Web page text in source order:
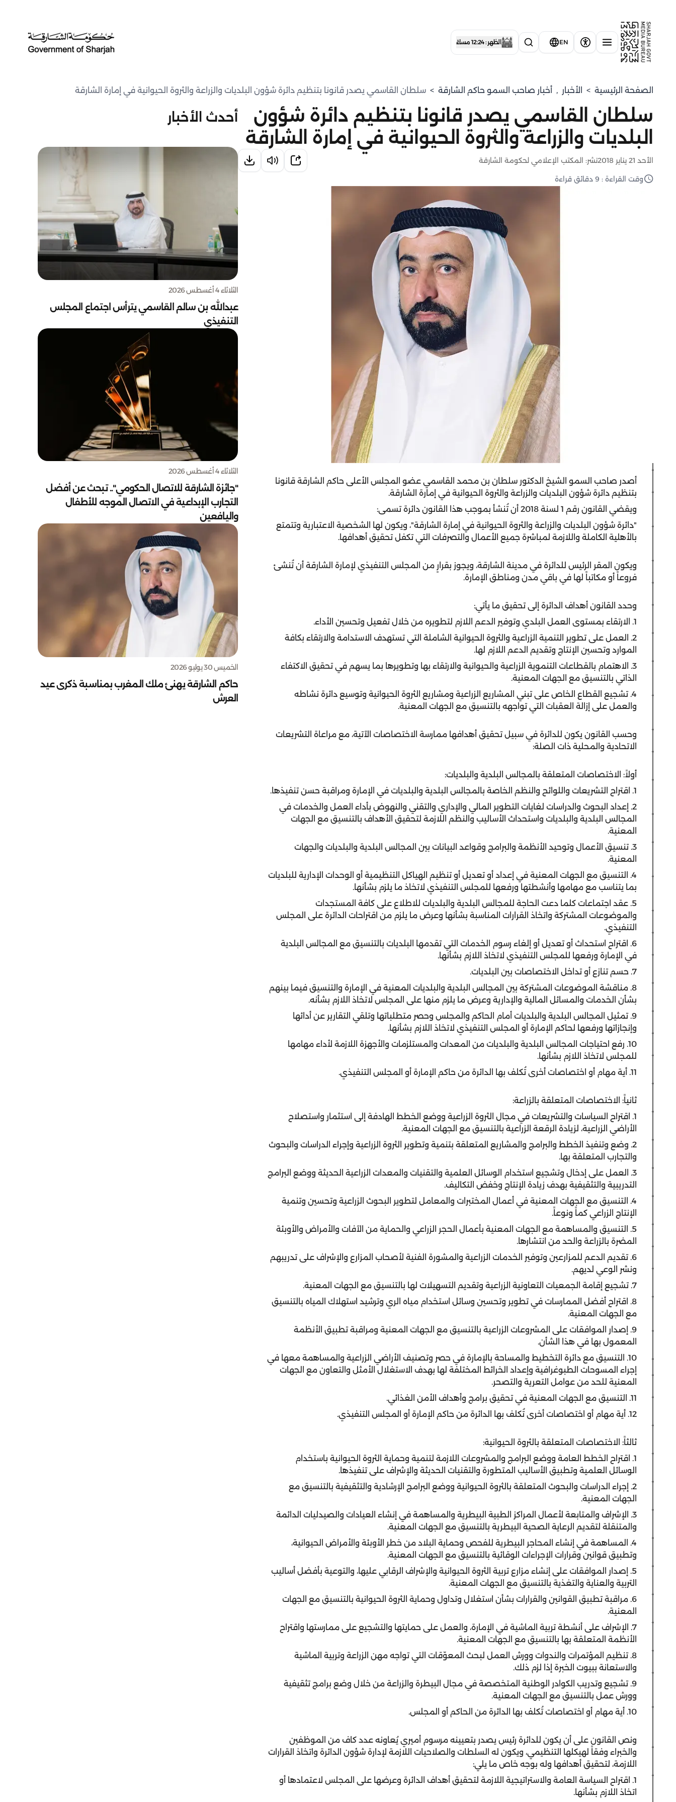
EN الظهر : 12:24 مساءً
الصفحة الرئيسية > الأخبار , أخبار صاحب السمو حاكم الشارقة > سلطان القاسمي يصدر قانونا بتنظيم دائرة شؤون البلديات والزراعة والثروة الحيوانية في إمارة الشارقة
سلطان القاسمي يصدر قانونا بتنظيم دائرة شؤون
البلديات والزراعة والثروة الحيوانية في إمارة الشارقة
الأحد 21 يناير 2018 نشر: المكتب الإعلامي لحكومة الشارقة
وقت القراءة : 9 دقائق قراءة
أصدر صاحب السمو الشيخ الدكتور سلطان بن محمد القاسمي عضو المجلس الأعلى حاكم الشارقة قانونا
بتنظيم دائرة شؤون البلديات والزراعة والثروة الحيوانية في إمارة الشارقة.
ويقضي القانون رقم 1 لسنة 2018 أن تُنشأ بموجب هذا القانون دائرة تسمى:
"دائرة شؤون البلديات والزراعة والثروة الحيوانية في إمارة الشارقة"، ويكون لها الشخصية الاعتبارية وتتمتع
بالأهلية الكاملة واللازمة لمباشرة جميع الأعمال والتصرفات التي تكفل تحقيق أهدافها.
ويكون المقر الرئيس للدائرة في مدينة الشارقة، ويجوز بقرارٍ من المجلس التنفيذي لإمارة الشارقة أن تُنشئ
فروعاً أو مكاتباً لها في باقي مدن ومناطق الإمارة.
وحدد القانون أهداف الدائرة إلى تحقيق ما يأتي:
1. الارتقاء بمستوى العمل البلدي وتوفير الدعم اللازم لتطويره من خلال تفعيل وتحسين الأداء.
2. العمل على تطوير التنمية الزراعية والثروة الحيوانية الشاملة التي تستهدف الاستدامة والارتقاء بكافة
الموارد وتحسين الإنتاج وتقديم الدعم اللازم لها.
3. الاهتمام بالقطاعات التنموية الزراعية والحيوانية والارتقاء بها وتطويرها بما يسهم في تحقيق الاكتفاء
الذاتي بالتنسيق مع الجهات المعنية.
4. تشجيع القطاع الخاص على تبني المشاريع الزراعية ومشاريع الثروة الحيوانية وتوسيع دائرة نشاطه
والعمل على إزالة العقبات التي تواجهه بالتنسيق مع الجهات المعنية.
وحسب القانون يكون للدائرة في سبيل تحقيق أهدافها ممارسة الاختصاصات الآتية، مع مراعاة التشريعات
الاتحادية والمحلية ذات الصلة:
أولاً: الاختصاصات المتعلقة بالمجالس البلدية والبلديات:
1. اقتراح التشريعات واللوائح والنظم الخاصة بالمجالس البلدية والبلديات في الإمارة ومراقبة حسن تنفيذها.
2. إعداد البحوث والدراسات لغايات التطوير المالي والإداري والتقني والنهوض بأداء العمل والخدمات في
المجالس البلدية والبلديات واستحداث الأساليب والنظم اللازمة لتحقيق الأهداف بالتنسيق مع الجهات
المعنية.
3. تنسيق الأعمال وتوحيد الأنظمة والبرامج وقواعد البيانات بين المجالس البلدية والبلديات والجهات
المعنية.
4. التنسيق مع الجهات المعنية في إعداد أو تعديل أو تنظيم الهياكل التنظيمية أو الوحدات الإدارية للبلديات
بما يتناسب مع مهامها وأنشطتها ورفعها للمجلس التنفيذي لاتخاذ ما يلزم بشأنها.
5. عقد اجتماعات كلما دعت الحاجة للمجالس البلدية والبلديات للاطلاع على كافة المستجدات
والموضوعات المشتركة واتخاذ القرارات المناسبة بشأنها وعرض ما يلزم من اقتراحات الدائرة على المجلس
التنفيذي.
6. اقتراح استحداث أو تعديل أو إلغاء رسوم الخدمات التي تقدمها البلديات بالتنسيق مع المجالس البلدية
في الإمارة ورفعها للمجلس التنفيذي لاتخاذ اللازم بشأنها.
7. حسم تنازع أو تداخل الاختصاصات بين البلديات.
8. مناقشة الموضوعات المشتركة بين المجالس البلدية والبلديات المعنية في الإمارة والتنسيق فيما بينهم
بشأن الخدمات والمسائل المالية والإدارية وعرض ما يلزم منها على المجلس لاتخاذ اللازم بشأنه.
9. تمثيل المجالس البلدية والبلديات أمام الحاكم والمجلس وحصر متطلباتها وتلقي التقارير عن أدائها
وإنجازاتها ورفعها لحاكم الإمارة أو المجلس التنفيذي لاتخاذ اللازم بشأنها.
10. رفع احتياجات المجالس البلدية والبلديات من المعدات والمستلزمات والأجهزة اللازمة لأداء مهامها
للمجلس لاتخاذ اللازم بشأنها.
11. أية مهام أو اختصاصات أخرى تُكلف بها الدائرة من حاكم الإمارة أو المجلس التنفيذي.
ثانياً: الاختصاصات المتعلقة بالزراعة:
1. اقتراح السياسات والتشريعات في مجال الثروة الزراعية ووضع الخطط الهادفة إلى استثمار واستصلاح
الأراضي الزراعية، لزيادة الرقعة الزراعية بالتنسيق مع الجهات المعنية.
2. وضع وتنفيذ الخطط والبرامج والمشاريع المتعلقة بتنمية وتطوير الثروة الزراعية وإجراء الدراسات والبحوث
والتجارب المتعلقة بها.
3. العمل على إدخال وتشجيع استخدام الوسائل العلمية والتقنيات والمعدات الزراعية الحديثة ووضع البرامج
التدريبية والتثقيفية بهدف زيادة الإنتاج وخفض التكاليف.
4. التنسيق مع الجهات المعنية في أعمال المختبرات والمعامل لتطوير البحوث الزراعية وتحسين وتنمية
الإنتاج الزراعي كماً ونوعاً.
5. التنسيق والمساهمة مع الجهات المعنية بأعمال الحجر الزراعي والحماية من الآفات والأمراض والأوبئة
المضرة بالزراعة والحد من انتشارها.
6. تقديم الدعم للمزارعين وتوفير الخدمات الزراعية والمشورة الفنية لأصحاب المزارع والإشراف على تدريبهم
ونشر الوعي لديهم.
7. تشجيع إقامة الجمعيات التعاونية الزراعية وتقديم التسهيلات لها بالتنسيق مع الجهات المعنية.
8. اقتراح أفضل الممارسات في تطوير وتحسين وسائل استخدام مياه الري وترشيد استهلاك المياه بالتنسيق
مع الجهات المعنية.
9. إصدار الموافقات على المشروعات الزراعية بالتنسيق مع الجهات المعنية ومراقبة تطبيق الأنظمة
المعمول بها في هذا الشأن.
10. التنسيق مع دائرة التخطيط والمساحة بالإمارة في حصر وتصنيف الأراضي الزراعية والمساهمة معها في
إجراء المسوحات الطبوغرافية وإعداد الخرائط المختلفة لها بهدف الاستغلال الأمثل والتعاون مع الجهات
المعنية للحد من عوامل التعرية والتصحر.
11. التنسيق مع الجهات المعنية في تحقيق برامج وأهداف الأمن الغذائي.
12. أية مهام أو اختصاصات أخرى تُكلف بها الدائرة من حاكم الإمارة أو المجلس التنفيذي.
ثالثاً: الاختصاصات المتعلقة بالثروة الحيوانية:
1. اقتراح الخطط العامة ووضع البرامج والمشروعات اللازمة لتنمية وحماية الثروة الحيوانية باستخدام
الوسائل العلمية وتطبيق الأساليب المتطورة والتقنيات الحديثة والإشراف على تنفيذها.
2. إجراء الدراسات والبحوث المتعلقة بالثروة الحيوانية ووضع البرامج الإرشادية والتثقيفية بالتنسيق مع
الجهات المعنية.
3. الإشراف والمتابعة لأعمال المراكز الطبية البيطرية والمساهمة في إنشاء العيادات والصيدليات الدائمة
والمتنقلة لتقديم الرعاية الصحية البيطرية بالتنسيق مع الجهات المعنية.
4. المساهمة في إنشاء المحاجر البيطرية للفحص وحماية البلاد من خطر الأوبئة والأمراض الحيوانية،
وتطبيق قوانين وقرارات الإجراءات الوقائية بالتنسيق مع الجهات المعنية.
5. إصدار الموافقات على إنشاء مزارع تربية الثروة الحيوانية والإشراف الرقابي عليها، والتوعية بأفضل أساليب
التربية والعناية والتغذية بالتنسيق مع الجهات المعنية.
6. مراقبة تطبيق القوانين والقرارات بشأن استغلال وتداول وحماية الثروة الحيوانية بالتنسيق مع الجهات
المعنية.
7. الإشراف على أنشطة تربية الماشية في الإمارة، والعمل على حمايتها والتشجيع على ممارستها واقتراح
الأنظمة المتعلقة بها بالتنسيق مع الجهات المعنية.
8. تنظيم المؤتمرات والندوات وورش العمل لبحث المعوّقات التي تواجه مهن الزراعة وتربية الماشية
والاستعانة ببيوت الخبرة إذا لزم ذلك.
9. تشجيع وتدريب الكوادر الوطنية المتخصصة في مجال البيطرة والزراعة من خلال وضع برامج تثقيفية
وورش عمل بالتنسيق مع الجهات المعنية.
10. أية مهام أو اختصاصات تُكلف بها الدائرة من الحاكم أو المجلس.
ونص القانون على أن يكون للدائرة رئيس يصدر بتعيينه مرسوم أميري يُعاونه عدد كاف من الموظفين
والخبراء وفقاً لهيكلها التنظيمي، ويكون له السلطات والصلاحيات اللازمة لإدارة شؤون الدائرة واتخاذ القرارات
اللازمة، لتحقيق أهدافها وله بوجه خاص ما يلي:
1. اقتراح السياسة العامة والاستراتيجية اللازمة لتحقيق أهداف الدائرة وعرضها على المجلس لاعتمادها أو
اتخاذ اللازم بشأنها.
أحدث الأخبار
الثلاثاء 4 أغسطس 2026
عبدالله بن سالم القاسمي يترأس اجتماع المجلس
التنفيذي
الثلاثاء 4 أغسطس 2026
"جائزة الشارقة للاتصال الحكومي".. تبحث عن أفضل
التجارب الإبداعية في الاتصال الموجه للأطفال
واليافعين
الخميس 30 يوليو 2026
حاكم الشارقة يهنئ ملك المغرب بمناسبة ذكرى عيد
العرش